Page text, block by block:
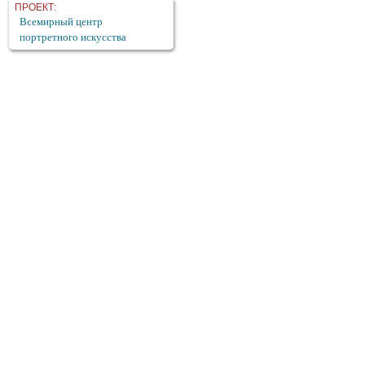
ПРОЕКТ:
Всемирный центр
портретного искусства